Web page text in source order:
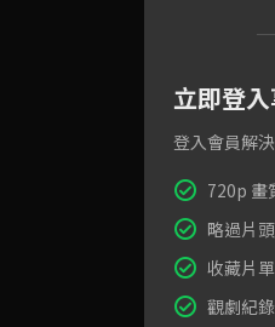
立即登
登入會員解
720p 畫
略過片
收藏片單
觀劇紀錄